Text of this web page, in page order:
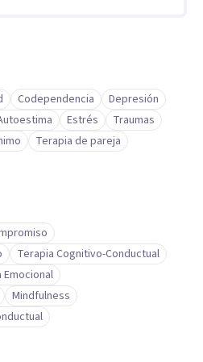
emocional, problemas de
de emociones y
de problemas y recuperación y
afectivo.
de traumas específicos.
emocionales derivados de
Codependencia
Depresión
Estrés
Traumas
Terapia de pareja
Terapia Cognitivo-Conductual
Emocional
Mindfulness